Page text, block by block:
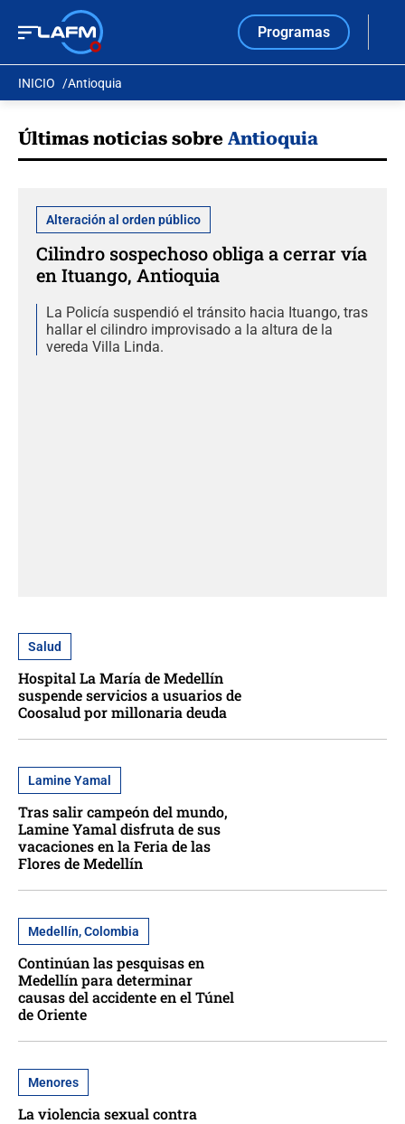
Programas
INICIO Antioquia
Últimas noticias sobre Antioquia
Alteración al orden público
Cilindro sospechoso obliga a cerrar vía
en Ituango, Antioquia
La Policía suspendió el tránsito hacia Ituango, tras
hallar el cilindro improvisado a la altura de la
vereda Villa Linda.
Salud
Hospital La María de Medellín
suspende servicios a usuarios de
Coosalud por millonaria deuda
Lamine Yamal
Tras salir campeón del mundo,
Lamine Yamal disfruta de sus
vacaciones en la Feria de las
Flores de Medellín
Medellín, Colombia
Continúan las pesquisas en
Medellín para determinar
causas del accidente en el Túnel
de Oriente
Menores
La violencia sexual contra